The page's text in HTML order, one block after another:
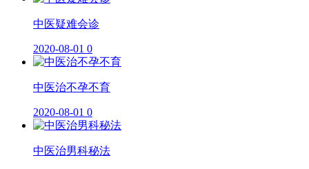
中医疑难会诊
2020-08-01 0
中医治不孕不育
2020-08-01 0
中医治男科秘法